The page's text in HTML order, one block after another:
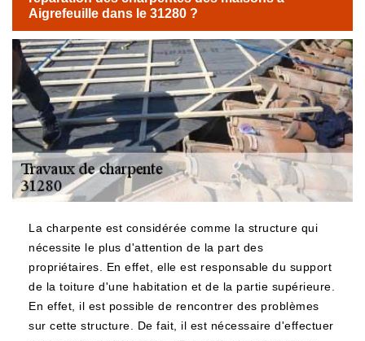
Aigrefeuille dans le 31280 ?
La charpente est considérée comme la structure qui
nécessite le plus d'attention de la part des
propriétaires. En effet, elle est responsable du support
de la toiture d'une habitation et de la partie supérieure.
En effet, il est possible de rencontrer des problèmes
sur cette structure. De fait, il est nécessaire d'effectuer